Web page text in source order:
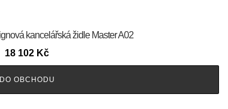
kancelářská židle Master A02
18 102 Kč
DO OBCHODU